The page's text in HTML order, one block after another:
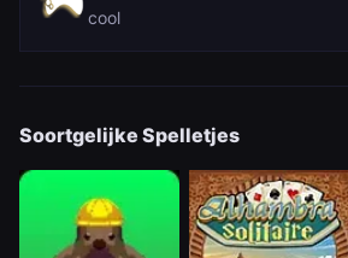
cool
Soortgelijke Spelletjes